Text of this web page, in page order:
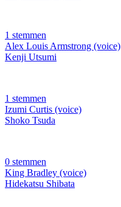
1 stemmen
Alex Louis Armstrong (voice)
Kenji Utsumi
1 stemmen
Izumi Curtis (voice)
Shoko Tsuda
0 stemmen
King Bradley (voice)
Hidekatsu Shibata